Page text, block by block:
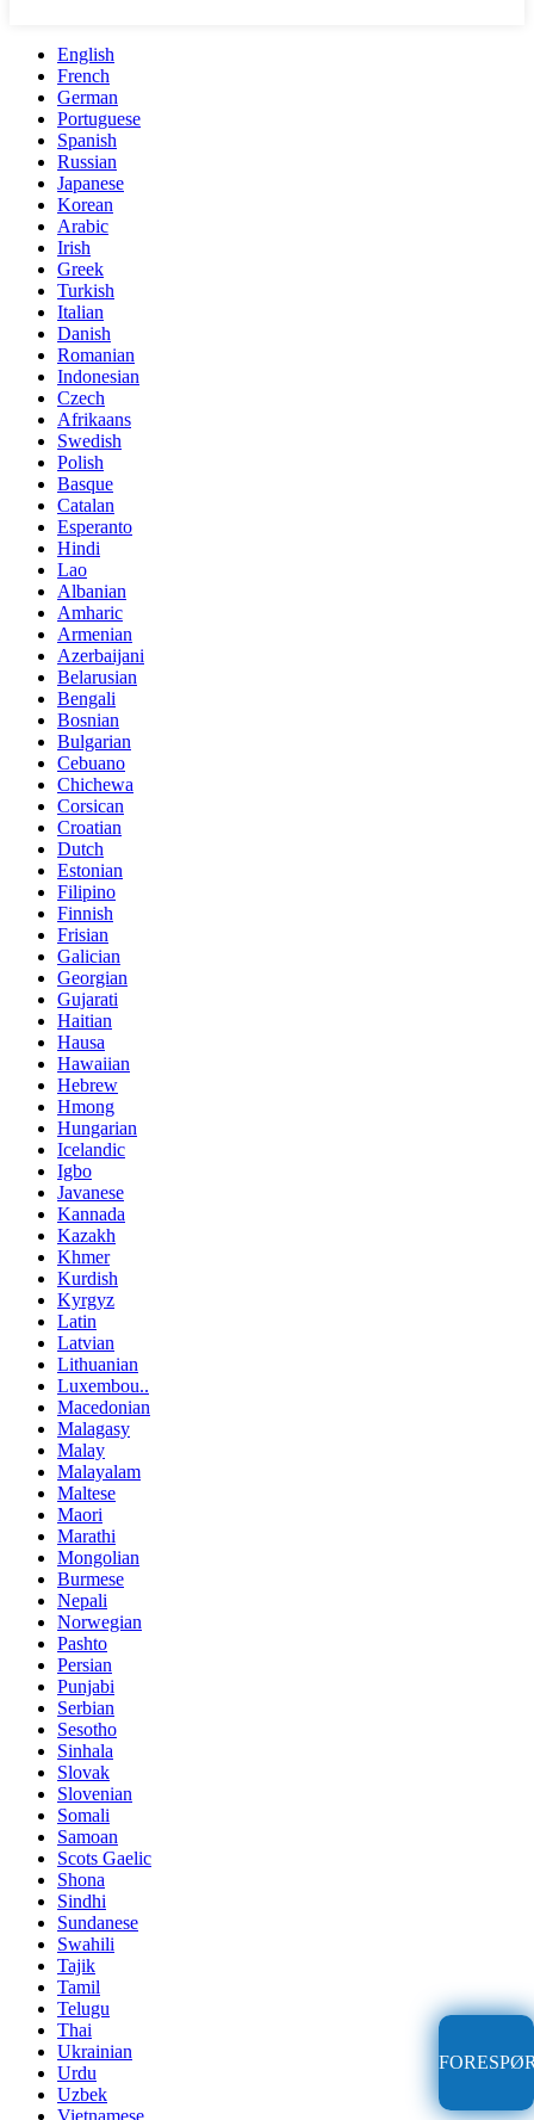
English
French
German
Portuguese
Spanish
Russian
Japanese
Korean
Arabic
Irish
Greek
Turkish
Italian
Danish
Romanian
Indonesian
Czech
Afrikaans
Swedish
Polish
Basque
Catalan
Esperanto
Hindi
Lao
Albanian
Amharic
Armenian
Azerbaijani
Belarusian
Bengali
Bosnian
Bulgarian
Cebuano
Chichewa
Corsican
Croatian
Dutch
Estonian
Filipino
Finnish
Frisian
Galician
Georgian
Gujarati
Haitian
Hausa
Hawaiian
Hebrew
Hmong
Hungarian
Icelandic
Igbo
Javanese
Kannada
Kazakh
Khmer
Kurdish
Kyrgyz
Latin
Latvian
Lithuanian
Luxembou..
Macedonian
Malagasy
Malay
Malayalam
Maltese
Maori
Marathi
Mongolian
Burmese
Nepali
Norwegian
Pashto
Persian
Punjabi
Serbian
Sesotho
Sinhala
Slovak
Slovenian
Somali
Samoan
Scots Gaelic
Shona
Sindhi
Sundanese
Swahili
Tajik
Tamil
Telugu
Thai
Ukrainian
Urdu
Uzbek
Vietnamese